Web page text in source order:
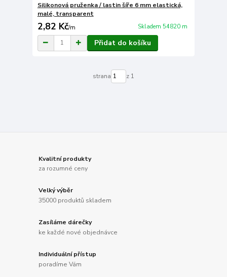
Silikonová pruženka / lastin šíře 6 mm elastická,
malé, transparent
2,82 Kč/m Skladem 54820 m
Přidat do košíku
strana z 1
Kvalitní produkty
za rozumné ceny
Velký výběr
35000 produktů skladem
Zasíláme dárečky
ke každé nové objednávce
Individuální přístup
poradíme Vám